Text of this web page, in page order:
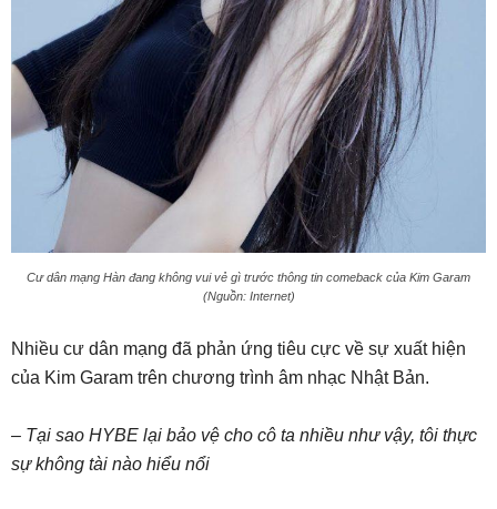
Cư dân mạng Hàn đang không vui vẻ gì trước thông tin comeback của Kim Garam
(Nguồn: Internet)
Nhiều cư dân mạng đã phản ứng tiêu cực về sự xuất hiện
của Kim Garam trên chương trình âm nhạc Nhật Bản.
– Tại sao HYBE lại bảo vệ cho cô ta nhiều như vậy, tôi thực
sự không tài nào hiểu nổi